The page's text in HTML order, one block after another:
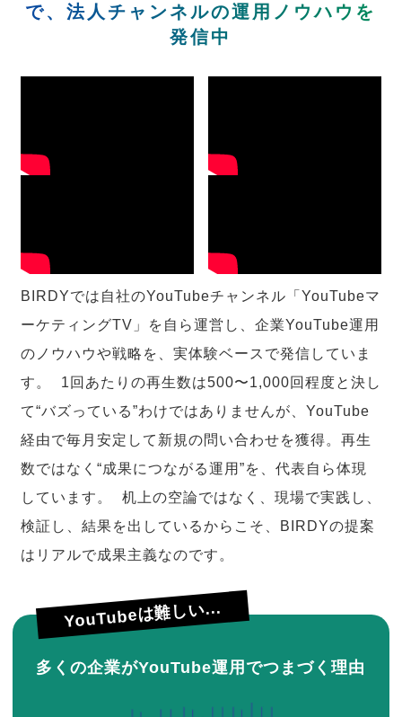
で、法人チャンネルの運用ノウハウを
発信中
BIRDYでは自社のYouTubeチャンネル「YouTubeマ
ーケティングTV」を自ら運営し、企業YouTube運用
のノウハウや戦略を、実体験ベースで発信していま
す。 1回あたりの再生数は500〜1,000回程度と決し
て“バズっている”わけではありませんが、YouTube
経由で毎月安定して新規の問い合わせを獲得。再生
数ではなく“成果につながる運用”を、代表自ら体現
しています。 机上の空論ではなく、現場で実践し、
検証し、結果を出しているからこそ、BIRDYの提案
はリアルで成果主義なのです。
YouTubeは難しい...
多くの企業がYouTube運用でつまづく理由